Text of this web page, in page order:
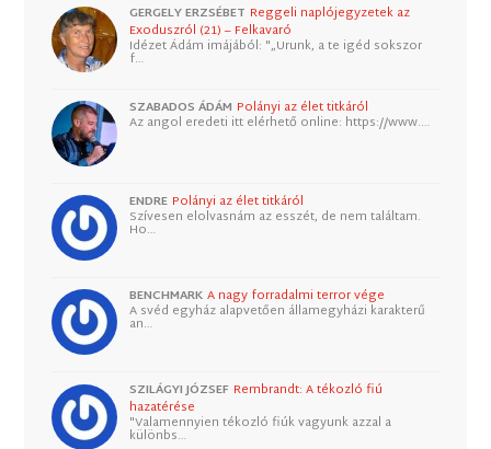
GERGELY ERZSÉBET Reggeli naplójegyzetek az
Exoduszról (21) – Felkavaró
Idézet Ádám imájából: "„Urunk, a te igéd sokszor
f…
SZABADOS ÁDÁM Polányi az élet titkáról
Az angol eredeti itt elérhető online: https://www.…
ENDRE Polányi az élet titkáról
Szívesen elolvasnám az esszét, de nem találtam.
Ho…
BENCHMARK A nagy forradalmi terror vége
A svéd egyház alapvetően államegyházi karakterű
an…
SZILÁGYI JÓZSEF Rembrandt: A tékozló fiú
hazatérése
"Valamennyien tékozló fiúk vagyunk azzal a
különbs…